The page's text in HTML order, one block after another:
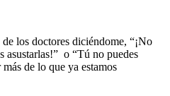
los doctores diciéndome, “¡No
asustarlas!” o “Tú no puedes
de lo que ya estamos